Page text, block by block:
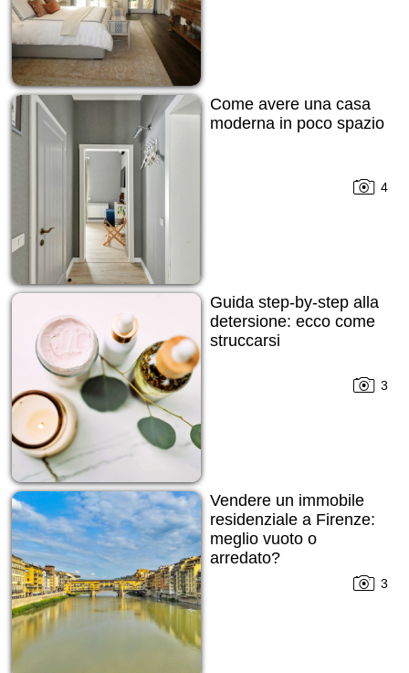
Come avere una casa
moderna in poco spazio
4
Guida step-by-step alla
detersione: ecco come
struccarsi
3
Vendere un immobile
residenziale a Firenze:
meglio vuoto o
arredato?
3